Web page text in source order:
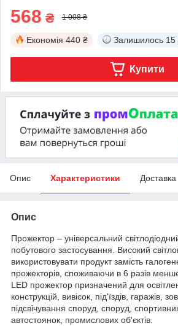
568 ₴ 1 008 ₴
Економія 440 ₴ Залишилось 15
Купити
Опис Характеристики Доставка
Опис
Прожектор – універсальний
побутового застосування. Високий
використовувати продукт замість
прожекторів, споживаючи в 6 разів
LED прожектор призначений для
конструкцій, вивісок, під'їздів, гаражів,
підсвічування споруд, споруд,
автостоянок, промислових об'єктів.